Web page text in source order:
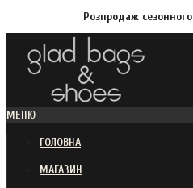
Розпродаж
МЕНЮ
ГОЛОВНА
МАГАЗИН